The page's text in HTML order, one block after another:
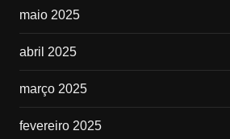
maio 2025
abril 2025
março 2025
fevereiro 2025